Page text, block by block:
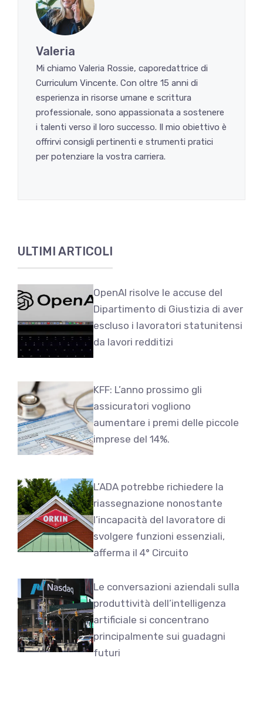
Valeria
Mi chiamo Valeria Rossie, caporedattrice di
Curriculum Vincente. Con oltre 15 anni di
esperienza in risorse umane e scrittura
professionale, sono appassionata a sostenere
i talenti verso il loro successo. Il mio obiettivo è
offrirvi consigli pertinenti e strumenti pratici
per potenziare la vostra carriera.
ULTIMI ARTICOLI
OpenAI risolve le accuse del
Dipartimento di Giustizia di aver
escluso i lavoratori statunitensi
da lavori redditizi
KFF: L’anno prossimo gli
assicuratori vogliono
aumentare i premi delle piccole
imprese del 14%.
L’ADA potrebbe richiedere la
riassegnazione nonostante
l’incapacità del lavoratore di
svolgere funzioni essenziali,
afferma il 4° Circuito
Le conversazioni aziendali sulla
produttività dell’intelligenza
artificiale si concentrano
principalmente sui guadagni
futuri